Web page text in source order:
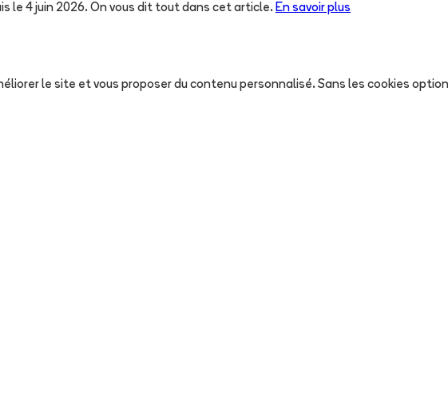
le 4 juin 2026. On vous dit tout dans cet article. En savoir plus
le site et vous proposer du contenu personnalisé. Sans les cookies